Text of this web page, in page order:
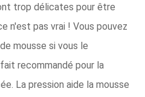
trop délicates pour être
n'est pas vrai ! Vous pouvez
mousse si vous le
recommandé pour la
La pression aide la mousse